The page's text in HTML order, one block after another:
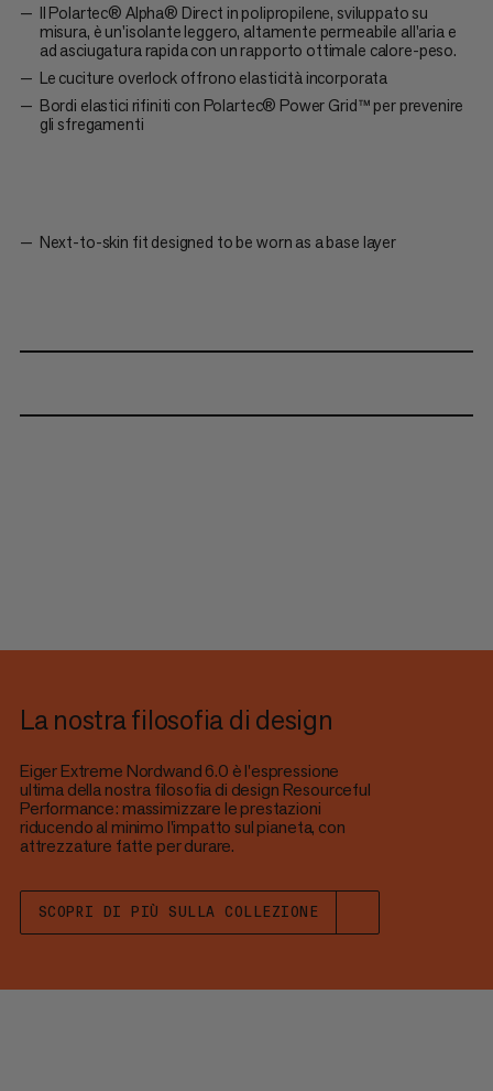
Il Polartec® Alpha® Direct in polipropilene, sviluppato su
misura, è un'isolante leggero, altamente permeabile all'aria e
ad asciugatura rapida con un rapporto ottimale calore-peso.
Le cuciture overlock offrono elasticità incorporata
Bordi elastici rifiniti con Polartec® Power Grid™ per prevenire
gli sfregamenti
Next-to-skin fit designed to be worn as a base layer
La nostra filosofia di design
Eiger Extreme Nordwand 6.0 è l'espressione
ultima della nostra filosofia di design Resourceful
Performance: massimizzare le prestazioni
riducendo al minimo l'impatto sul pianeta, con
attrezzature fatte per durare.
SCOPRI DI PIÙ SULLA COLLEZIONE